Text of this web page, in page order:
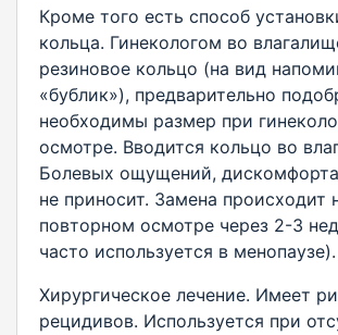
Кроме того есть способ
кольца. Гинекологом во
резиновое кольцо (на вид
«бублик»), предварительно
необходимы размер при
осмотре. Вводится кольцо во
Болевых ощущений,
не приносит. Замена происходит
повторном осмотре через 2-3
часто используется в менопаузе).
Хирургическое лечение. Имеет
рецидивов. Используется при